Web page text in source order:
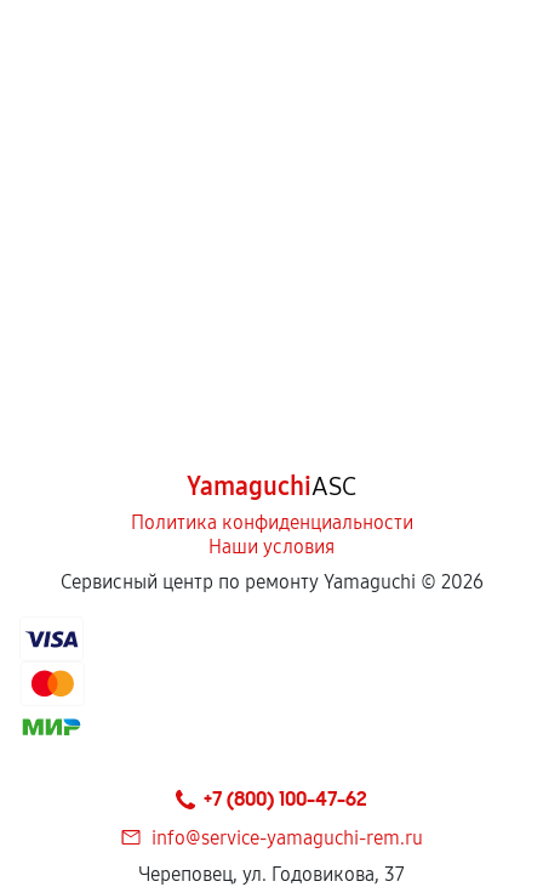
YamaguchiASC
Политика конфиденциальности
Наши условия
Сервисный центр по ремонту Yamaguchi © 2026
+7 (800) 100-47-62
info@service-yamaguchi-rem.ru
Череповец, ул. Годовикова, 37